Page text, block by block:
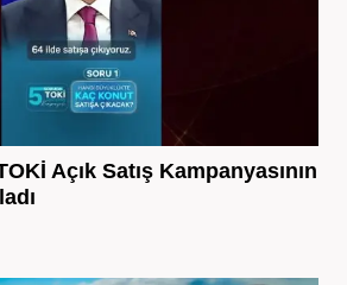
Açık Satış Kampanyasının